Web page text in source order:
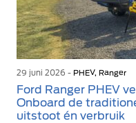
29 juni 2026 - PHEV, Ranger
Ford Ranger PHEV
Onboard de
uitstoot én verbruik